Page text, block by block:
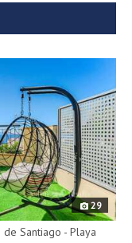
29
Santiago - Playa